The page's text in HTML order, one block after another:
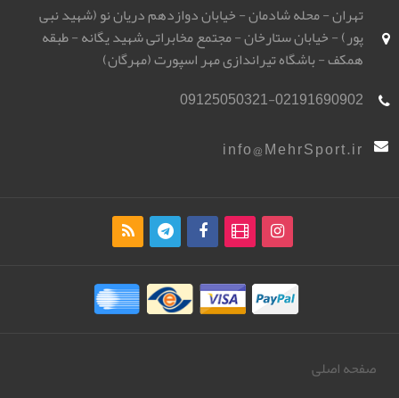
تهران - محله شادمان - خیابان دوازدهم دریان نو (شهید نبی
پور) - خیابان ستارخان - مجتمع مخابراتی شهید یگانه - طبقه
همکف - باشگاه تیراندازی مهر اسپورت (مهرگان)
09125050321-02191690902
info@MehrSport.ir
صفحه اصلی